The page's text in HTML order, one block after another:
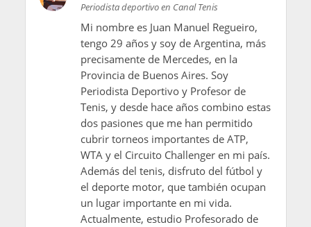
Periodista deportivo en Canal Tenis
Mi nombre es Juan Manuel Regueiro,
tengo 29 años y soy de Argentina, más
precisamente de Mercedes, en la
Provincia de Buenos Aires. Soy
Periodista Deportivo y Profesor de
Tenis, y desde hace años combino estas
dos pasiones que me han permitido
cubrir torneos importantes de ATP,
WTA y el Circuito Challenger en mi país.
Además del tenis, disfruto del fútbol y
el deporte motor, que también ocupan
un lugar importante en mi vida.
Actualmente, estudio Profesorado de